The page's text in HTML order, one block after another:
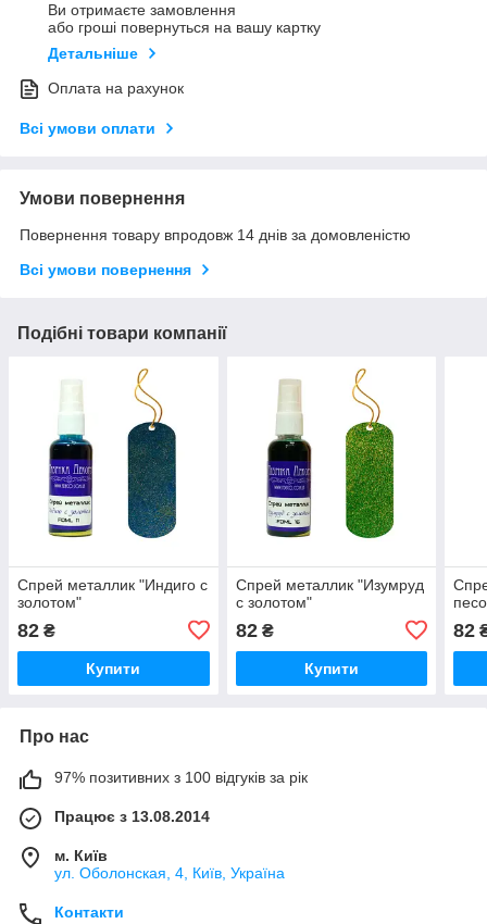
Ви отримаєте замовлення
або гроші повернуться на вашу картку
Детальніше
Оплата на рахунок
Всі умови оплати
Умови повернення
Повернення товару впродовж 14 днів за домовленістю
Всі умови повернення
Подібні товари компанії
Спрей металлик "Индиго с
золотом"
82 ₴
Купити
Спрей металлик "Изумруд
с золотом"
82₴
Купити
82
Про нас
97% позитивних з 100 відгуків за рік
Працює з 13.08.2014
м. Київ
ул. Оболонская, 4, Київ, Україна
Контакти